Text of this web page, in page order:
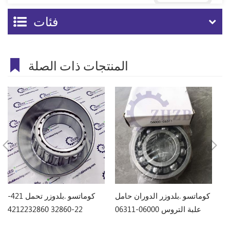
فئات
المنتجات ذات الصلة
كوماتسو .بلدوزر تحمل 421-
22-32860 4212232860
كوماتسو .بلدوزر الدوران حامل
علبة التروس 06000-06311